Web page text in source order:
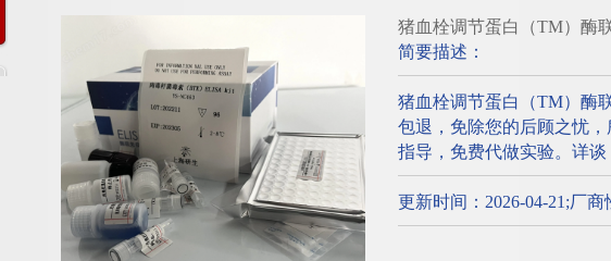
猪血栓调节蛋白（TM）酶
简要描述：
猪血栓调节蛋白（TM）酶
包退，免除您的后顾之忧
指导，免费代做实验。详谈
更新时间：2026-04-21;厂